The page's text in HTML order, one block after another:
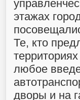
этажах
Те, кто
любое
дворы и на